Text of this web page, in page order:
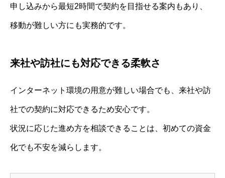
申し込みから最短2時間で契約を目指せる案内もあり、
移動が難しい方にも実務的です。
来社や訪社にも対応できる柔軟さ
インターネット環境の用意が難しい場合でも、来社や訪
社での契約に対応できるため安心です。
状況に応じた進め方を相談できることは、初めての資金
化でも不安を減らします。